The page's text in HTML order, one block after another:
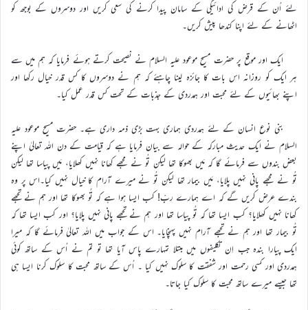
لئے اُن کے قرض کی ادائیگی کے سامان پیدا کرنے کی سعی کریں اور دوسروں کے بوجھ کو
اٹھانے کے لئے اپنا کندھا پیش کریں۔
ایک اور موقع پر حضرت مسیح موعود علیہ السلام نے نصیحت کرتے ہوئے فرمایا کہ ہم میں سے
ہر ایک کو روزانہ اس بات کا جائزہ لینا چاہئے کہ ہم نے دوسروں کا کس قدر خیال رکھا اور
اپنے بھائیوں کے لئے محبت اور ہمدردی کے جذبات کے تحت کس قدر عمل کیا۔
بنی نوع انسان کے لئے ہمدردی ہماری بہت بڑی ذمہ داری ہے۔ حضرت مسیح موعود علیہ
السلام نے ایک حدیث مبارکہ کے حوالہ سے بیان فرمایا ہے کہ قیامت کے دن اللہ تعالیٰ اپنے
بعض بندوں سے فرمائے گا کہ مَیں بھوکا تھا لیکن تُو نے مجھے کھانا نہیں کھلایا، مَیں پیاسا تھا لیکن
تُو نے مجھے پانی نہیں پلایا، مَیں بیمار تھا لیکن تُو نے میرے آرام کا خیال نہیں کیا۔اس پر وہ
بندے عرض کریں گے کہ اے ہمارے ربّ! کب ایسا ہوا ہے کہ تُو بھوکا تھا اور ہم نے تجھے
کھانا نہیں کھلایا؟ کب ایسا تھا کہ تُو پیاسا تھا اور ہم نے تجھے پانی نہیں پلایا؟ اور کب ایسا تھا کہ
تُو بیمار تھا اور ہم نے تجھے آرام نہیں پہنچایا۔ اس کے جواب میں اللہ تعالیٰ فرمائے گا کہ میرا
ایک پیارا بندہ جب اِن تکلیفوں میں مبتلا تمہارے پاس آیا تھا تو تم نے اُس کے ساتھ کوئی
ہمدردی اور کسی رحمت اور شفقت کا سلوک نہیں کیا ۔ اُس کے ساتھ محبت کا سلوک کرنا ایسا ہی
تھا جیسے میرے ساتھ محبت کا سلوک کیا جاتا۔